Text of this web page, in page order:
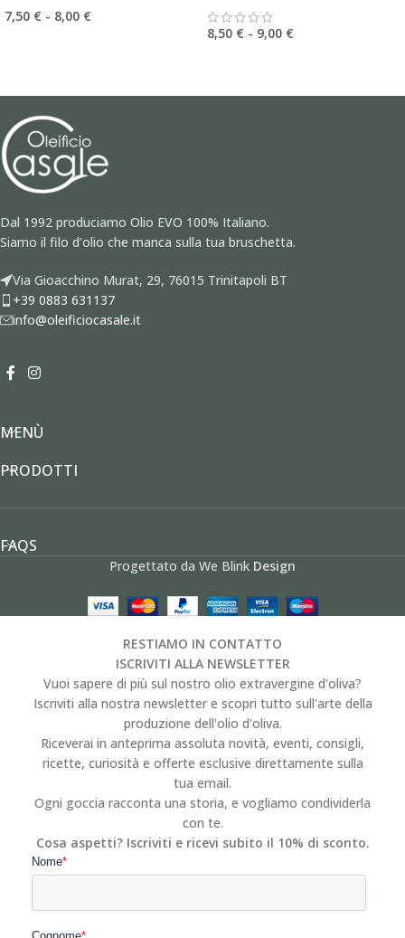
7,50 € - 8,00 €
8,50 € - 9,00 €
Dal 1992 produciamo Olio EVO 100% Italiano.
Siamo il filo d’olio che manca sulla tua bruschetta.
Via Gioacchino Murat, 29, 76015 Trinitapoli BT
+39 0883 631137
info@oleificiocasale.it
MENÙ
PRODOTTI
FAQS
Progettato da We Blink Design
RESTIAMO IN CONTATTO
ISCRIVITI ALLA NEWSLETTER
Vuoi sapere di più sul nostro olio extravergine d'oliva?
Iscriviti alla nostra newsletter e scopri tutto sull'arte della
produzione dell'olio d'oliva.
Riceverai in anteprima assoluta novità, eventi, consigli,
ricette, curiosità e offerte esclusive direttamente sulla
tua email.
Ogni goccia racconta una storia, e vogliamo condividerla
con te.
Cosa aspetti? Iscriviti e ricevi subito il 10% di sconto.